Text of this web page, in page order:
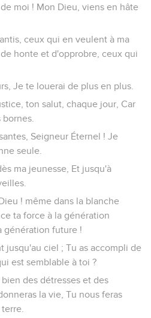
moi ! Mon Dieu, viens en hâte
ceux qui en veulent à ma
honte et d'opprobre, ceux qui
Je te louerai de plus en plus.
ton salut, chaque jour, Car
Seigneur Éternel ! Je
seule.
ma jeunesse, Et jusqu'à
! même dans la blanche
ta force à la génération
génération future !
jusqu'au ciel ; Tu as accompli de
est semblable à toi ?
des détresses et des
la vie, Tu nous feras